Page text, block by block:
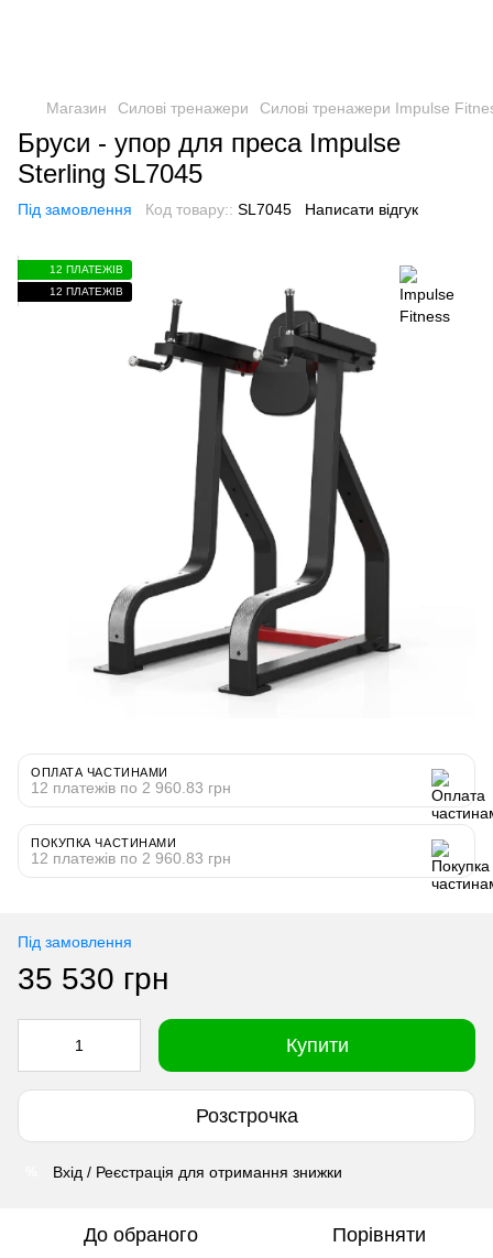
Магазин Силові тренажери Силові тренажери Impulse
Бруси - упор для преса Impulse
Sterling SL7045
Під замовлення Код товару:: SL7045 Написати відгук
12 ПЛАТЕЖІВ
12 ПЛАТЕЖІВ
ОПЛАТА ЧАСТИНАМИ
12 платежів по 2 960.83 грн
ПОКУПКА ЧАСТИНАМИ
12 платежів по 2 960.83 грн
Під замовлення
35 530 грн
Купити
Розстрочка
Вхід / Реєстрація для отримання знижки
До обраного Порівняти